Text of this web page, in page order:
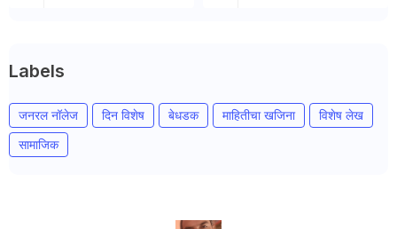
Labels
जनरल नॉलेज दिन विशेष बेधडक माहितीचा खजिना
विशेष लेख
सामाजिक